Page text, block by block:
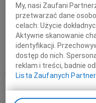
Z żalem zawiadamiamy, że w
roku, w wieku lat 89, zmarł dr
Jefimiuk Nabożeństwo żałobne
sobotę 27 sierpnia o godzinie
05.08.2022 BIAŁYSTOK
Wyrazy głębokiego
Sławomirowi Czabanowi z
Składa Zespół Kliniki
My, nasi Zaufani
przetwarzać dane
celach:Użycie
Aktywne skanowanie
identyfikacji.
dostęp do nich.
reklam i treści, badnie
Lista Zaufanych